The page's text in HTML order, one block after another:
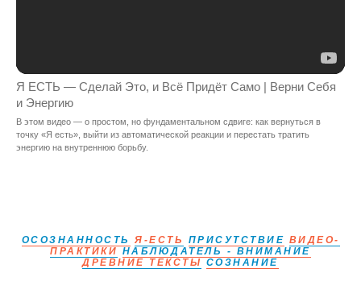
Я ЕСТЬ — Сделай Это, и Всё Придёт Само | Верни Себя
и Энергию
В этом видео — о простом, но фундаментальном сдвиге: как вернуться в
точку «Я есть», выйти из автоматической реакции и перестать тратить
энергию на внутреннюю борьбу.
ОСОЗНАННОСТЬ Я-ЕСТЬ ПРИСУТСТВИЕ ВИДЕО-
ПРАКТИКИ НАБЛЮДАТЕЛЬ - ВНИМАНИЕ
ДРЕВНИЕ ТЕКСТЫ СОЗНАНИЕ